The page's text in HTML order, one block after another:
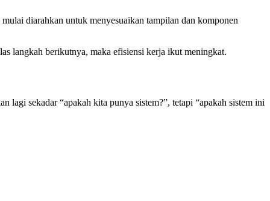
diarahkan untuk menyesuaikan tampilan dan komponen
langkah berikutnya, maka efisiensi kerja ikut meningkat.
lagi sekadar “apakah kita punya sistem?”, tetapi “apakah sistem ini